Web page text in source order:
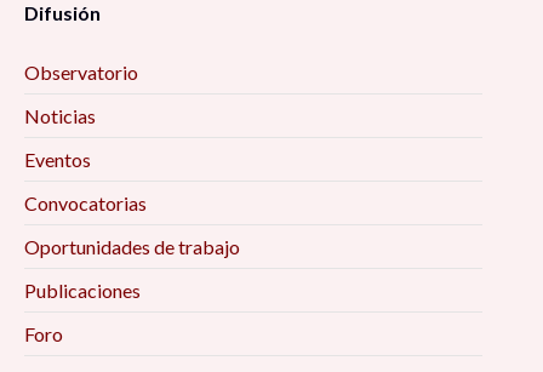
Difusión
Observatorio
Noticias
Eventos
Convocatorias
Oportunidades de trabajo
Publicaciones
Foro